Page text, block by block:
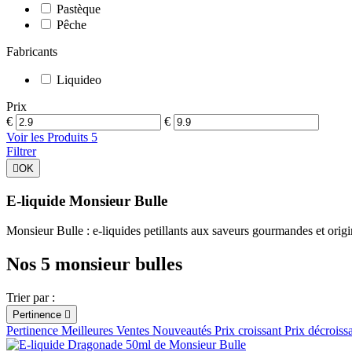
Pastèque
Pêche
Fabricants
Liquideo
Prix
€
€
Voir les Produits 5
Filtrer
OK
E-liquide Monsieur Bulle
Monsieur Bulle : e-liquides petillants aux saveurs gourmandes et
Nos 5 monsieur bulles
Trier par :
Pertinence 
Pertinence Meilleures Ventes Nouveautés Prix croissant Prix